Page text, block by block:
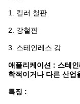
1. 컬러 철판
2. 강철판
3. 스테인레스 강
애플리케이션 : 스테
학적이거나 다른 산업
특징 :